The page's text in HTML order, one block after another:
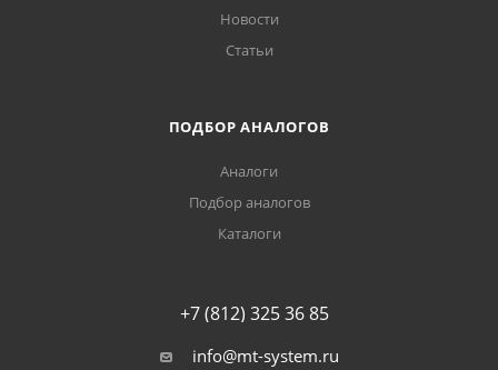
Новости
Статьи
ПОДБОР АНАЛОГОВ
Аналоги
Подбор аналогов
Каталоги
+7 (812) 325 36 85
info@mt-system.ru